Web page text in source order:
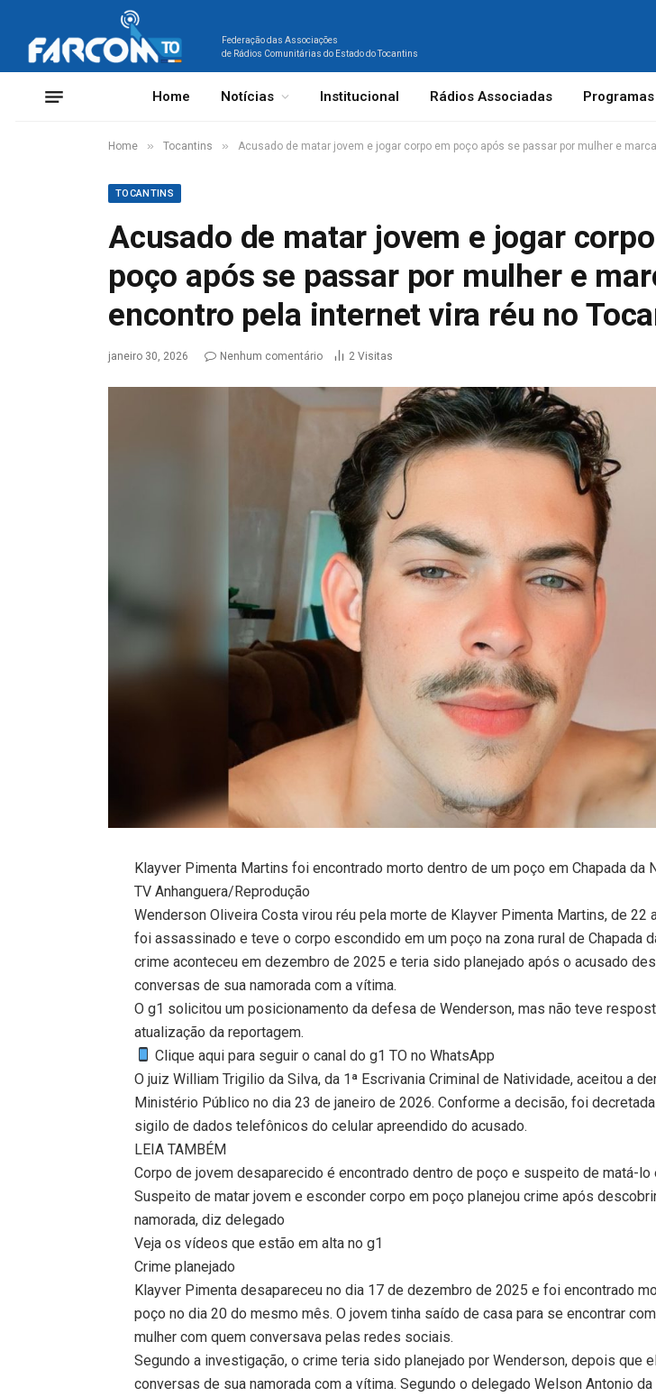
Federação das Associações
de Rádios Comunitárias do Estado do Tocantins
Home Notícias Institucional Rádios Associadas Programas
Home » Tocantins » Acusado de matar jovem e jogar corpo em poço após se passar por mulher e
TOCANTINS
Acusado de matar jovem e jogar
poço após se passar por mulher e
encontro pela internet vira réu no
janeiro 30, 2026 Nenhum comentário 2 Visitas
Klayver Pimenta Martins foi encontrado morto dentro de um poço em Chapada da
TV Anhanguera/Reprodução
Wenderson Oliveira Costa virou réu pela morte de Klayver Pimenta Martins, de 22
foi assassinado e teve o corpo escondido em um poço na zona rural de Chapada
crime aconteceu em dezembro de 2025 e teria sido planejado após o acusado
conversas de sua namorada com a vítima.
O g1 solicitou um posicionamento da defesa de Wenderson, mas não teve
atualização da reportagem.
Clique aqui para seguir o canal do g1 TO no WhatsApp
O juiz William Trigilio da Silva, da 1ª Escrivania Criminal de Natividade, aceitou a
Ministério Público no dia 23 de janeiro de 2026. Conforme a decisão, foi
sigilo de dados telefônicos do celular apreendido do acusado.
LEIA TAMBÉM
Corpo de jovem desaparecido é encontrado dentro de poço e suspeito de matá-lo
Suspeito de matar jovem e esconder corpo em poço planejou crime após
namorada, diz delegado
Veja os vídeos que estão em alta no g1
Crime planejado
Klayver Pimenta desapareceu no dia 17 de dezembro de 2025 e foi encontrado
poço no dia 20 do mesmo mês. O jovem tinha saído de casa para se encontrar
mulher com quem conversava pelas redes sociais.
Segundo a investigação, o crime teria sido planejado por Wenderson, depois que
conversas de sua namorada com a vítima. Segundo o delegado Welson Antonio da